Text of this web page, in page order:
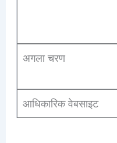
अगला चरण
आधिकारिक वेबसाइट